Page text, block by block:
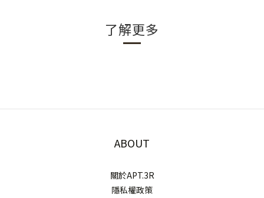
了解更多
ABOUT
關於APT.3R
隱私權政策